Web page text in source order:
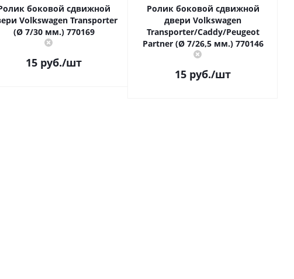
боковой сдвижной
Volkswagen Transporter
(Ø 7/30 мм.) 770169
15 руб./шт
Ролик боковой сдвижной
двери Volkswagen
Transporter/Caddy/Peugeot
Partner (Ø 7/26,5 мм.) 770146
15 руб./шт